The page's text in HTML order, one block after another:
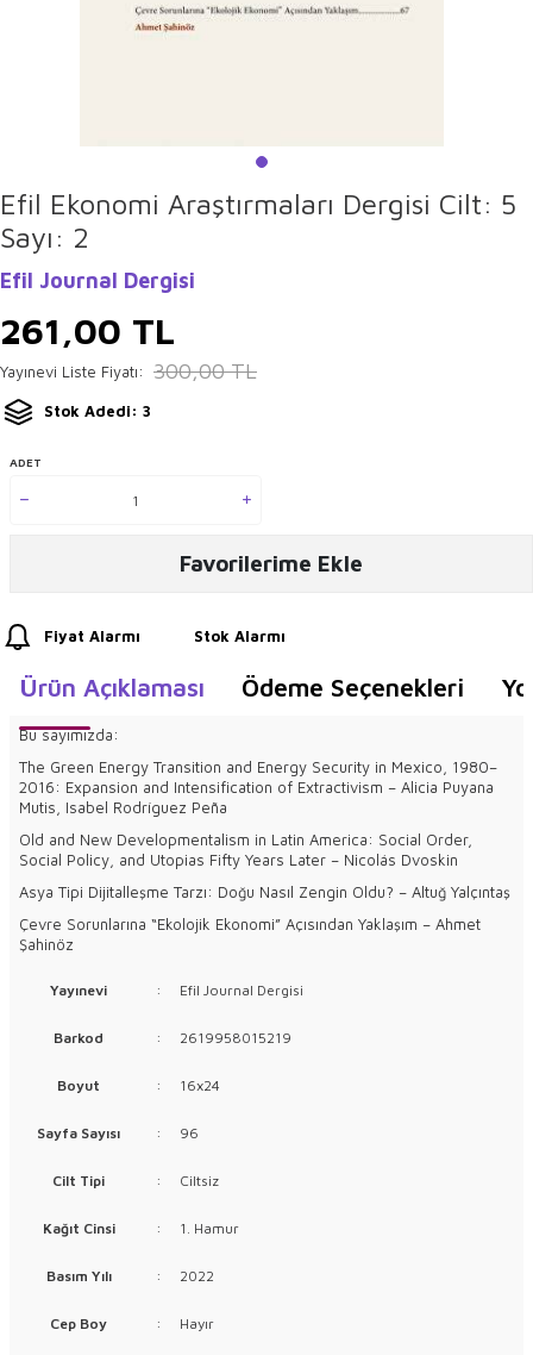
Efil Ekonomi Araştırmaları Dergisi Cilt: 5
Sayı: 2
Efil Journal Dergisi
261,00 TL
Yayınevi Liste Fiyatı: 300,00TL
Stok Adedi: 3
ADET
Favorilerime Ekle
Fiyat Alarmı Stok Alarmı
Ürün Açıklaması Ödeme Seçenekleri
Bu sayımızda:
The Green Energy Transition and Energy Security in Mexico, 1980–
2016: Expansion and Intensification of Extractivism – Alicia Puyana
Mutis, Isabel Rodríguez Peña
Old and New Developmentalism in Latin America: Social Order,
Social Policy, and Utopias Fifty Years Later – Nicolás Dvoskin
Asya Tipi Dijitalleşme Tarzı: Doğu Nasıl Zengin Oldu? – Altuğ Yalçıntaş
Çevre Sorunlarına “Ekolojik Ekonomi” Açısından Yaklaşım – Ahmet
Şahinöz
Yayınevi : Efil Journal Dergisi
Barkod : 2619958015219
Boyut : 16x24
Sayfa Sayısı : 96
Cilt Tipi : Ciltsiz
Kağıt Cinsi : 1. Hamur
Basım Yılı : 2022
Cep Boy : Hayır